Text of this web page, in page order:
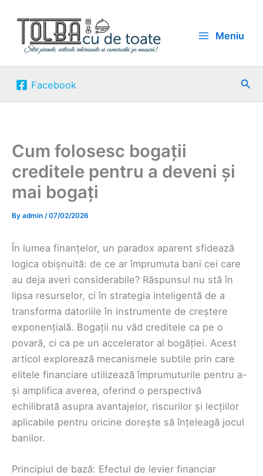
content
Meniu
Facebook
Cum folosesc bogații
creditele pentru a deveni și
mai bogați
By admin /07/02/2026
În lumea finanțelor, un paradox aparent sfidează
logica obișnuită: de ce ar împrumuta bani cei care
au deja averi considerabile? Răspunsul nu stă în
lipsa resurselor, ci în strategia inteligentă de a
transforma datoriile în instrumente de creștere
exponențială. Bogații nu văd creditele ca pe o
povară, ci ca pe un accelerator al bogăției. Acest
articol explorează mecanismele subtile prin care
elitele financiare utilizează împrumuturile pentru a-
și amplifica averea, oferind o perspectivă
echilibrată asupra avantajelor, riscurilor și lecțiilor
aplicabile pentru oricine dorește să înțeleagă jocul
banilor.
Principiul de bază: Efectul de levier financiar